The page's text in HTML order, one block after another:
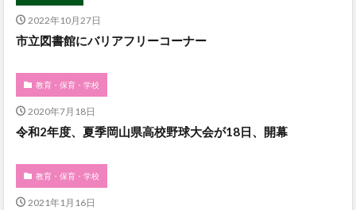
2022年10月27日
市立図書館にバリアフリーコーナー
教育・保育・学校
2020年7月18日
令和2年度、夏季岡山県高校野球大会が18日、開幕
教育・保育・学校
2021年1月16日